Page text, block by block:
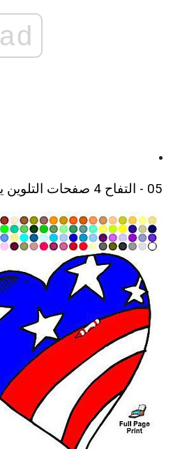
ad
05 - التفاح 4 صفحات التلوين يوم ذكر المعلم